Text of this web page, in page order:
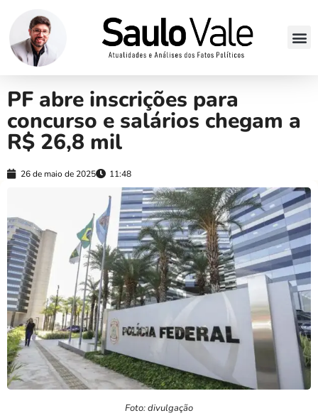
PF abre inscrições para
concurso e salários chegam a
R$ 26,8 mil
26 de maio de 2025 11:48
Foto: divulgação